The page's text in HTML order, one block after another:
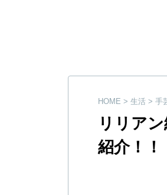
HOME > 生活 > 手
リリア
紹介！！